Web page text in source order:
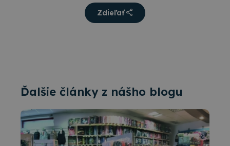
Zdieľať
Ďalšie články z nášho blogu